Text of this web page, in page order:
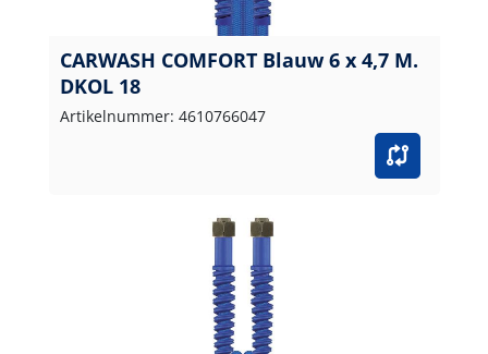
CARWASH COMFORT Blauw 6 x 4,7 M.
DKOL 18
Artikelnummer: 4610766047